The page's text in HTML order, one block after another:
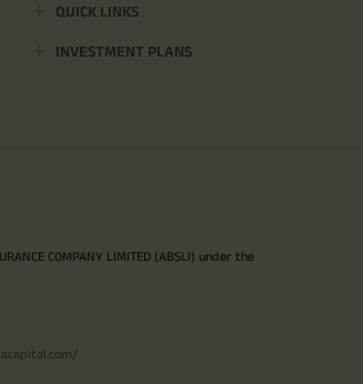
QUICK LINKS
INVESTMENT PLANS
COMPANY LIMITED (ABSLI) under the